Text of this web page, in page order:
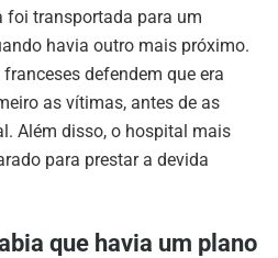
foi transportada para um
havia outro mais próximo.
defendem que era
as vítimas, antes de as
Além disso, o hospital mais
para prestar a devida
que havia um plano